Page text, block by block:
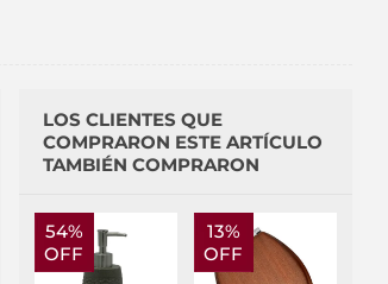
LOS CLIENTES QUE
COMPRARON ESTE ARTÍCULO
TAMBIÉN COMPRARON
54%
OFF
13%
OFF